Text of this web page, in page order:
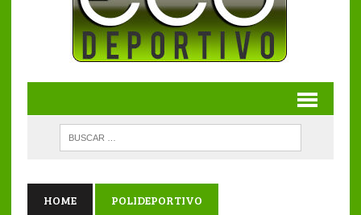
HOME POLIDEPORTIVO